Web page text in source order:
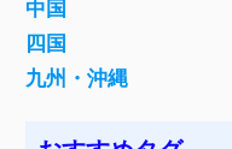
中国
四国
九州・沖縄